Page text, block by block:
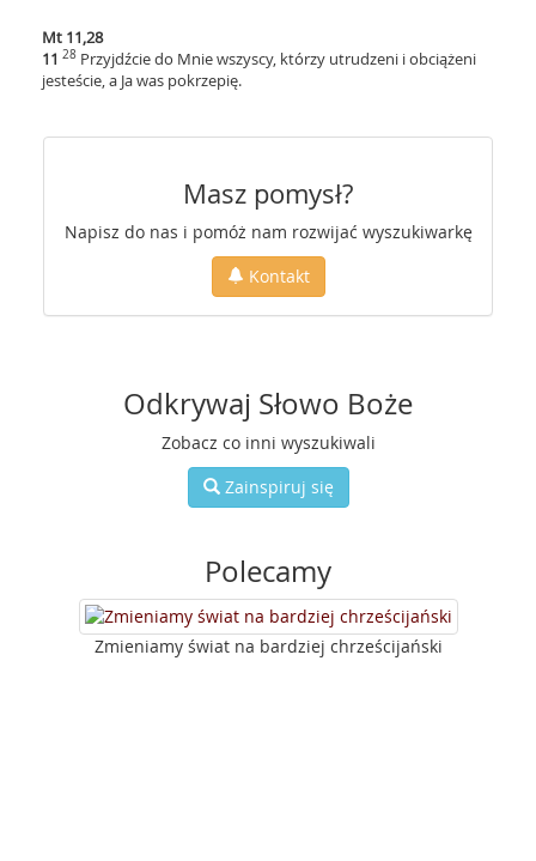
Mt 11,28
11 28 Przyjdźcie do Mnie wszyscy, którzy utrudzeni i obciążeni
jesteście, a Ja was pokrzepię.
Masz pomysł?
Napisz do nas i pomóż nam rozwijać wyszukiwarkę
Kontakt
Odkrywaj Słowo Boże
Zobacz co inni wyszukiwali
Zainspiruj się
Polecamy
Zmieniamy świat na bardziej chrześcijański